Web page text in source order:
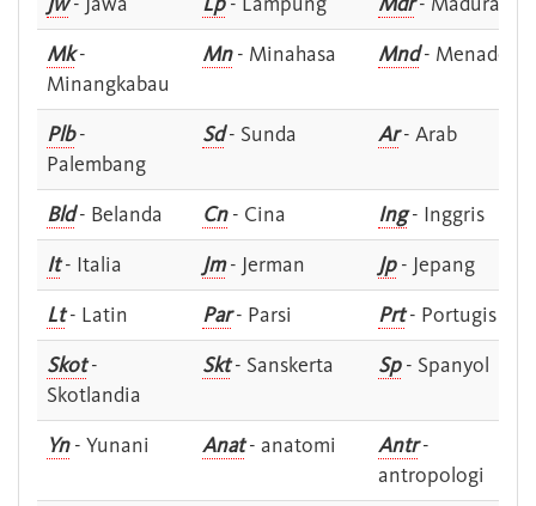
Mk-
Minangkabau
Mn- Minahasa Mnd- Menado
Plb-
Palembang
Sd- Sunda Ar- Arab
Bld- Belanda Cn- Cina Ing- Inggris
It- Italia Jm- Jerman Jp- Jepang
Lt- Latin Par- Parsi Prt- Portugis
Skot-
Skotlandia
Skt- Sanskerta Sp- Spanyol
Yn- Yunani Anat- anatomi Antr-
antropologi